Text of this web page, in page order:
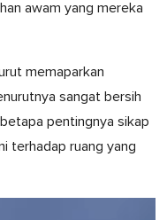
awam yang mereka
memaparkan
sangat bersih
pentingnya sikap
terhadap ruang yang